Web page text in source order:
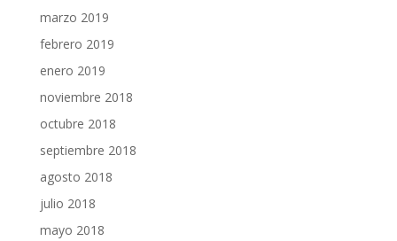
marzo 2019
febrero 2019
enero 2019
noviembre 2018
octubre 2018
septiembre 2018
agosto 2018
julio 2018
mayo 2018